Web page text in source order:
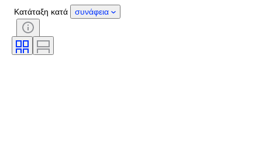
Κατάσταση
Λίθος
Πιστοποίηση
Λεπττότητα
Μέγεθος ρούχου
Κατάταξη κατά συνάφεια